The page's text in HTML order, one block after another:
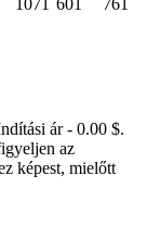
ár - 0.00 $.
az
képest, mielőtt